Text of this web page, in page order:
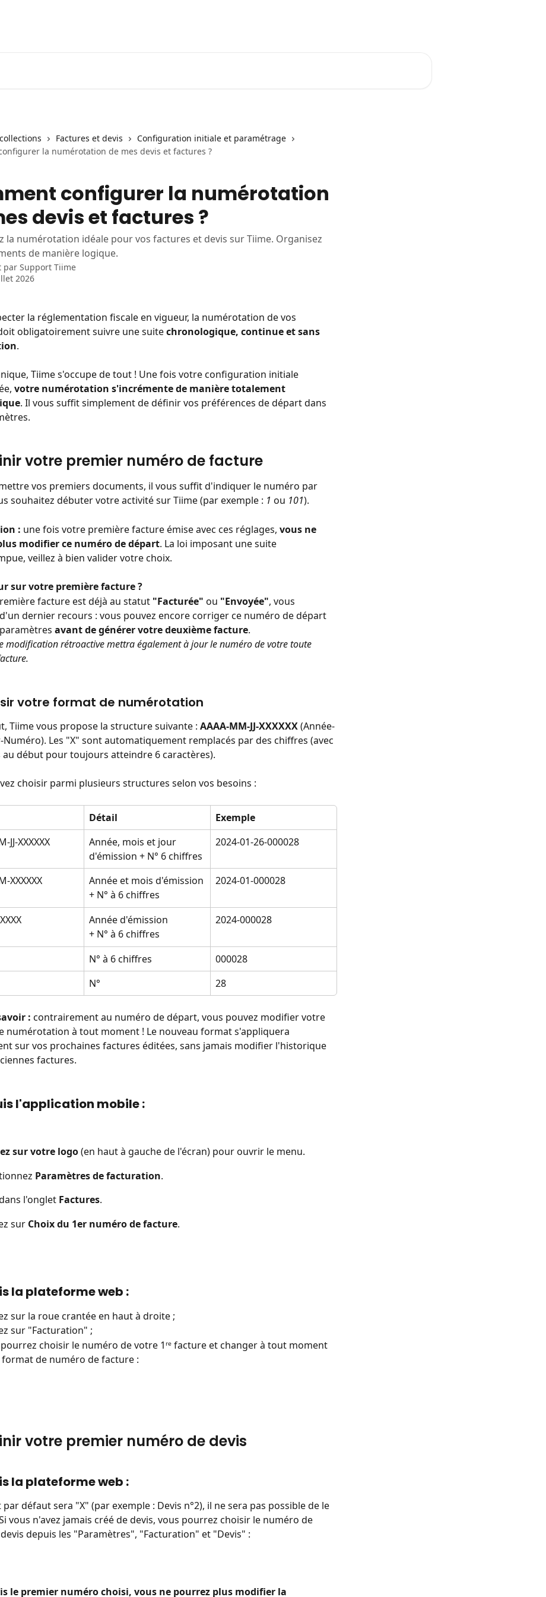
Factures et devis
Configuration initiale et paramétrage
la numérotation de mes devis et factures ?
configurer la numérotation
devis et factures ?
la numérotation idéale pour vos factures et devis sur Tiime. Organisez
de manière logique.
par Support Tiime
2026
la réglementation fiscale en vigueur, la numérotation de vos
obligatoirement suivre une suite chronologique, continue et sans
.
Tiime s'occupe de tout ! Une fois votre configuration initiale
votre numérotation s'incrémente de manière totalement
. Il vous suffit simplement de définir vos préférences de départ dans
votre premier numéro de facture
vos premiers documents, il vous suffit d'indiquer le numéro par
souhaitez débuter votre activité sur Tiime (par exemple : 1 ou 101).
: une fois votre première facture émise avec ces réglages, vous ne
modifier ce numéro de départ. La loi imposant une suite
veillez à bien valider votre choix.
sur votre première facture ?
facture est déjà au statut "Facturée" ou "Envoyée", vous
dernier recours : vous pouvez encore corriger ce numéro de départ
avant de générer votre deuxième facture.
modification rétroactive mettra également à jour le numéro de votre toute
votre format de numérotation
Tiime vous propose la structure suivante : AAAA-MM-JJ-XXXXXX (Année-
Numéro). Les "X" sont automatiquement remplacés par des chiffres (avec
au début pour toujours atteindre 6 caractères).
choisir parmi plusieurs structures selon vos besoins :
Détail
Exemple
JJ-XXXXXX
Année, mois et jour
d'émission + N° 6 chiffres
2024-01-26-000028
XXXXXX
Année et mois d'émission
+ N° à 6 chiffres
2024-01-000028
Année d'émission
+ N° à 6 chiffres
2024-000028
N° à 6 chiffres
000028
N° 28
: contrairement au numéro de départ, vous pouvez modifier votre
numérotation à tout moment ! Le nouveau format s'appliquera
sur vos prochaines factures éditées, sans jamais modifier l'historique
factures.
l'application mobile :
sur votre logo (en haut à gauche de l'écran) pour ouvrir le menu.
Paramètres de facturation.
l'onglet Factures.
sur Choix du 1er numéro de facture.
la plateforme web :
sur la roue crantée en haut à droite ;
sur "Facturation" ;
choisir le numéro de votre 1ʳᵉ facture et changer à tout moment
de numéro de facture :
votre premier numéro de devis
la plateforme web :
défaut sera "X" (par exemple : Devis n°2), il ne sera pas possible de le
vous n'avez jamais créé de devis, vous pourrez choisir le numéro de
depuis les "Paramètres", "Facturation" et "Devis" :
le premier numéro choisi, vous ne pourrez plus modifier la